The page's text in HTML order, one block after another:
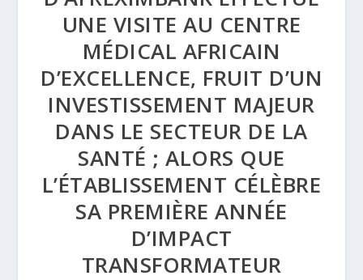
UNE VISITE AU CENTRE
MÉDICAL AFRICAIN
D’EXCELLENCE, FRUIT D’UN
INVESTISSEMENT MAJEUR
DANS LE SECTEUR DE LA
SANTÉ ; ALORS QUE
L’ÉTABLISSEMENT CÉLÈBRE
SA PREMIÈRE ANNÉE
D’IMPACT
TRANSFORMATEUR